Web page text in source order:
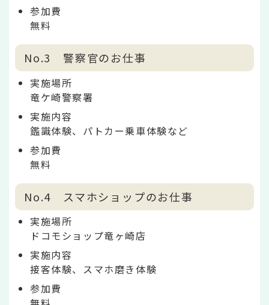
参加費
無料
No.3 警察官のお仕事
実施場所
竜ケ崎警察署
実施内容
鑑識体験、パトカー乗車体験など
参加費
無料
No.4 スマホショップのお仕事
実施場所
ドコモショップ竜ヶ崎店
実施内容
接客体験、スマホ磨き体験
参加費